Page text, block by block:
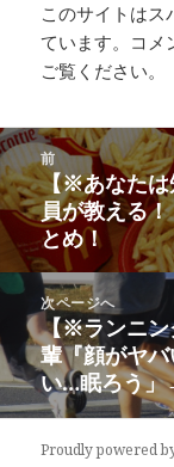
このサイトは
ています。 コメ
ご覧ください。
投
稿
ナ
ビ
ー
ョ
ン
前
前
の
投
稿:
【※あなたは
員が教える
とめ！
次ページへ
次
の
投
稿:
【※ランニン
輩『顔がヤ
い…眠ろう」
Proudly powered